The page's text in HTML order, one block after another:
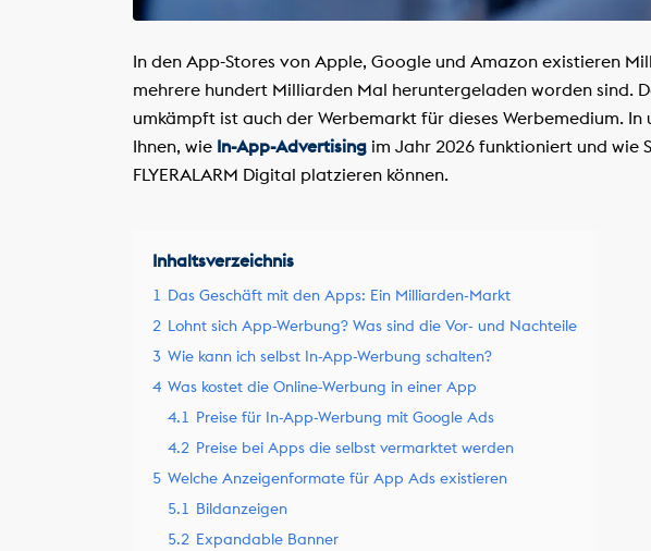
In den App-Stores von Apple, Google und Amazon existieren
mehrere hundert Milliarden Mal heruntergeladen worden sind.
umkämpft ist auch der Werbemarkt für dieses Werbemedium. In
Ihnen, wie In-App-Advertising im Jahr 2026 funktioniert und wie
FLYERALARM Digital platzieren können.
Inhaltsverzeichnis
1 Das Geschäft mit den Apps: Ein Milliarden-Markt
2 Lohnt sich App-Werbung? Was sind die Vor- und Nachteile
3 Wie kann ich selbst In-App-Werbung schalten?
4 Was kostet die Online-Werbung in einer App
4.1 Preise für In-App-Werbung mit Google Ads
4.2 Preise bei Apps die selbst vermarktet werden
5 Welche Anzeigenformate für App Ads existieren
5.1 Bildanzeigen
5.2 Expandable Banner